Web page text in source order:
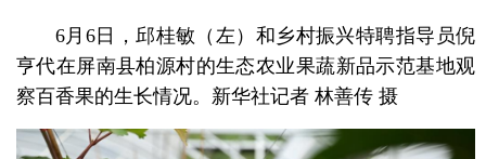
6月6日，邱桂敏（左）和乡村振兴特聘指导员倪
亨代在屏南县柏源村的生态农业果蔬新品示范基地观
察百香果的生长情况。新华社记者 林善传 摄